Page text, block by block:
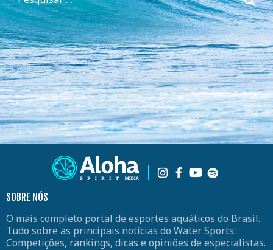
SOBRE NÓS
O mais completo portal de esportes aquáticos do Brasil.
Tudo sobre as principais notícias do Water Sports:
Competições, rankings, dicas e opiniões de especialistas.